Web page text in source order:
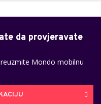
da provjeravate
Mondo mobilnu